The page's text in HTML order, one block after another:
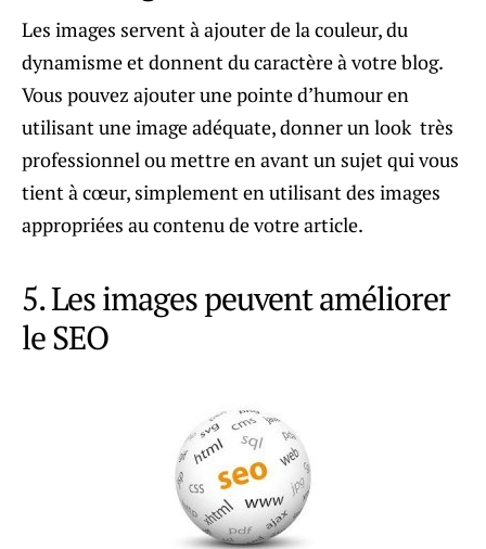
Les images servent à ajouter de la couleur, du
dynamisme et donnent du caractère à votre blog.
Vous pouvez ajouter une pointe d’humour en
utilisant une image adéquate, donner un look très
professionnel ou mettre en avant un sujet qui vous
tient à cœur, simplement en utilisant des images
appropriées au contenu de votre article.
5. Les images peuvent améliorer
le SEO